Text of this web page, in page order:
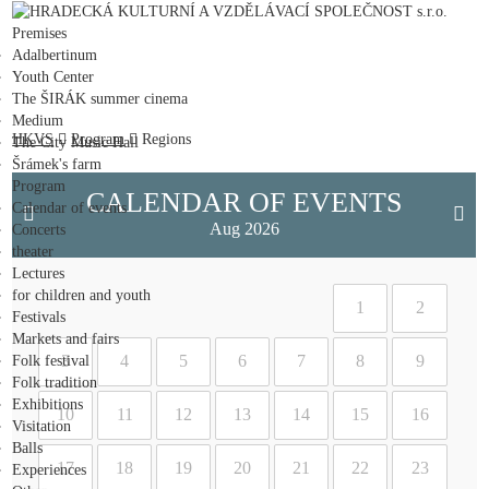
Premises
Adalbertinum
Youth Center
The ŠIRÁK summer cinema
Medium
The City Music Hall
Šrámek's farm
Program
Calendar of events
Concerts
theater
Lectures
for children and youth
Festivals
Markets and fairs
Folk festival
Folk tradition
Exhibitions
Visitation
Balls
Experiences
HKVS Program Regions
CALENDAR OF EVENTS
Aug 2026
1 2
3 4 5 6 7 8 9
10 11 12 13 14 15 16
17 18 19 20 21 22 23